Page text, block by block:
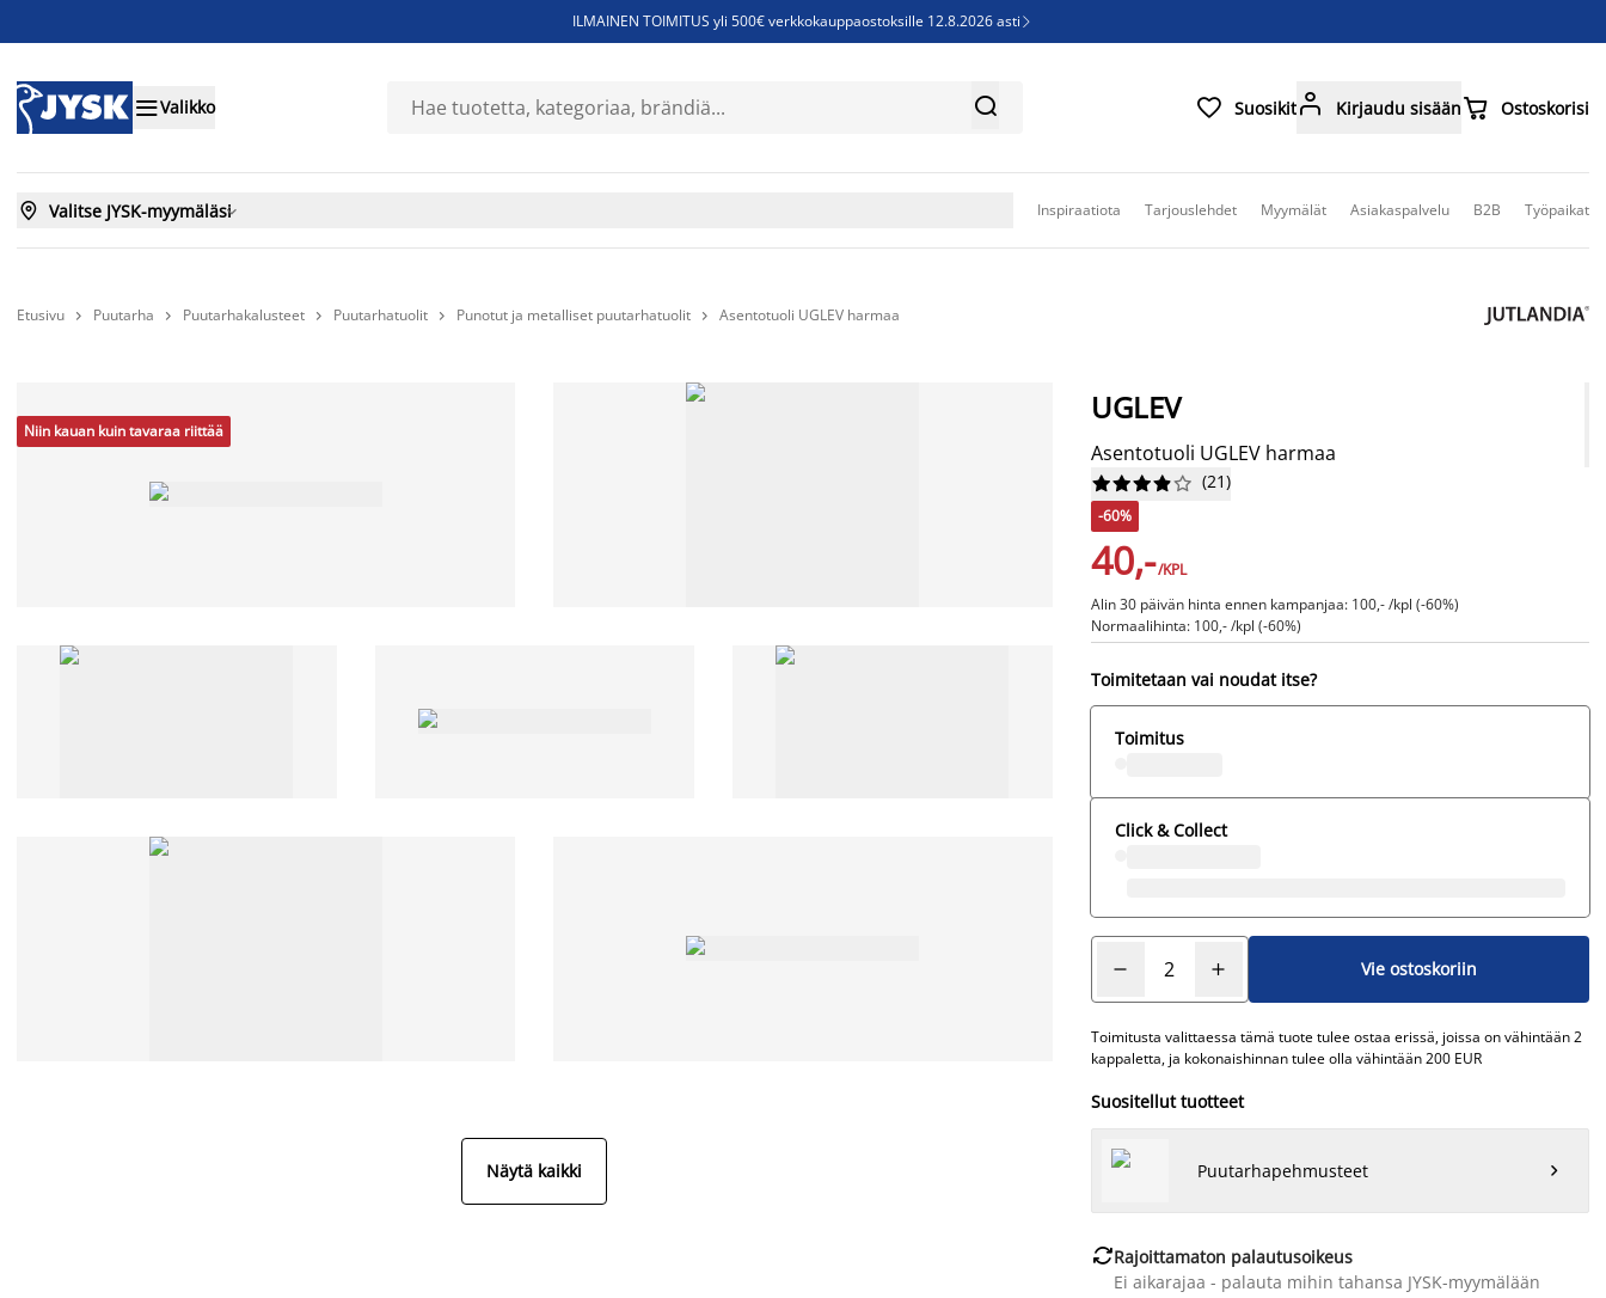
ILMAINEN TOIMITUS yli 500€ verkkokauppaostoksille 12.8.2026 asti 
Sijauspatjoja - Säästä jopa 60%
Valikko   Suosikit Kirjaudu sisään Ostoskorisi
 Valitse JYSK-myymäläsi Inspiraatiota Tarjouslehdet Myymälät Asiakaspalvelu B2B Työpaikat
Etusivu  Puutarha  Puutarhakalusteet  Puutarhatuolit  Punotut ja metalliset puutarhatuolit  Asentotuoli UGLEV harmaa
Niin kauan kuin tavaraa riittää
Näytä kaikki
UGLEV
Asentotuoli UGLEV harmaa





 (21)
-60%
40,-/KPL
Alin 30 päivän hinta ennen kampanjaa: 100,- /kpl (-60%)
Normaalihinta: 100,- /kpl (-60%)
Toimitetaan vai noudat itse?
Toimitus
Click & Collect
Vie ostoskoriin
Toimitusta valittaessa tämä tuote tulee ostaa erissä, joissa on vähintään 2
kappaletta, ja kokonaishinnan tulee olla vähintään 200 EUR
Suositellut tuotteet
Puutarhapehmusteet 
Rajoittamaton palautusoikeus
Ei aikarajaa - palauta mihin tahansa JYSK-myymälään